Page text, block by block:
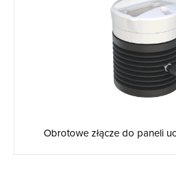
Obrotowe złącze do paneli